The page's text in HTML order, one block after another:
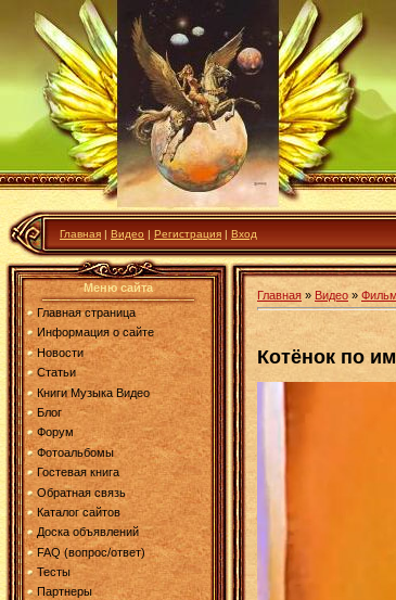
Главная | Видео | Регистрация | Вход
Меню сайта
Главная страница
Информация о сайте
Новости
Статьи
Книги Музыка Видео
Блог
Форум
Фотоальбомы
Гостевая книга
Обратная связь
Каталог сайтов
Доска объявлений
FAQ (вопрос/ответ)
Тесты
Партнеры
Главная » Видео»
Котёнок по